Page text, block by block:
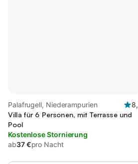
Palafrugell, Niederampurien
Villa für 6 Personen, mit Terrasse und
Pool
Kostenlose Stornierung
ab37 €pro Nacht